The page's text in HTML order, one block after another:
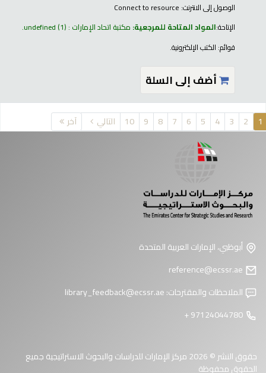
الوصول إلى الانترنت: Connect to resource
الإتاحة:المواد المتاحة للمرجعية: مكتبة اتحاد الإمارات : undefined(1).
قوائم: الكتب الإلكترونية.
أضف إلى السلة
1
2
3
4
5
6
7
8
9
10 التالي آخر
أبوظبي، الإمارات العربية المتحدة
الملاحظات والمقترحات:library_feedback@ecssr.ae
حقوق النشر © 2026 مركز الإمارات للدراسات والبحوث الاستراتيجية جميع
الحقوق محفوظة